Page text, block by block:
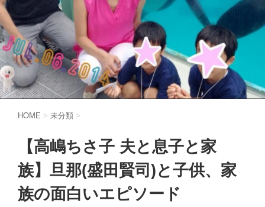
HOME > 未分類 >
【高嶋ちさ子 夫と息子と家
族】旦那(盛田賢司)と子供、家
族の面白いエピソード